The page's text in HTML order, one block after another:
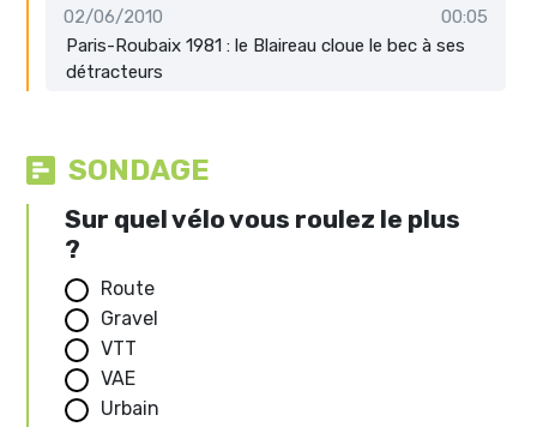
02/06/2010
00:05
Paris-Roubaix 1981 : le Blaireau cloue le bec à ses
détracteurs
SONDAGE
Sur quel vélo vous roulez le plus
?
Route
Gravel
VTT
VAE
Urbain